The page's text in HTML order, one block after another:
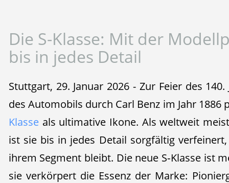
Die S-Klasse: Mit der
bis in jedes Detail
Stuttgart, 29. Januar 2026 - Zur Feier des
des Automobils durch Carl Benz im Jahr
Klasseals ultimative Ikone. Als weltweit
ist sie bis in jedes Detail sorgfältig
ihrem Segment bleibt. Die neue S‑Klasse ist
sie verkörpert die Essenz der Marke: